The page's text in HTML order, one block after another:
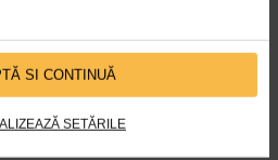
SI CONTINUĂ
SETĂRILE
In plus, acesta poate
la atingere, din cauza
(lipsa oxigenului in tesuturi);
(disurie) este un alt semn in
initiale. Ca urmare a